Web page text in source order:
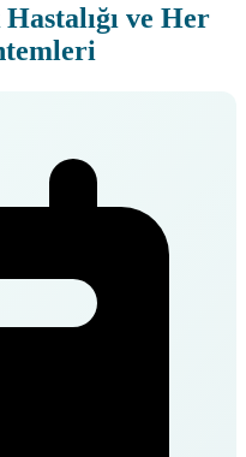
ve Her